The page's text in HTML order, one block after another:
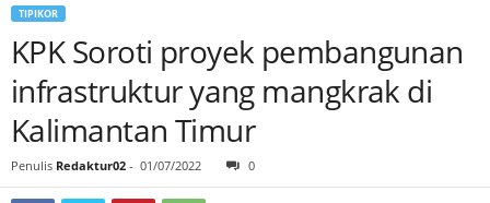
TIPIKOR
KPK Soroti proyek pembangunan
infrastruktur yang mangkrak di
Kalimantan Timur
Penulis Redaktur02 - 01/07/2022 0